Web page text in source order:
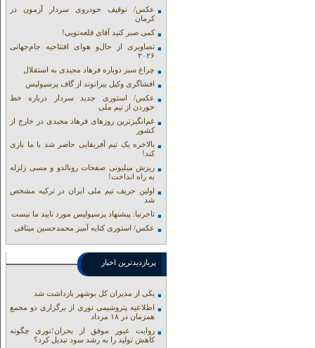
عکس/ توقیف خودروی سردار آزمون در
کرمان
کمی صبر کنید آقای قلعه‌نویی!
تصاویری از حال‌و هوای افتتاحیه جام‌جهانی
۲۰۲۶
چراغ سبز دوباره فرهاد مجیدی به استقلال
افشاگری وکیل بیرانوند از گاف‌ پرسپولیس
عکس/ استوری جدید سردار درباره خط
خوردن از تیم ملی
غم‌انگیزترین روزهای فرهاد مجیدی در خارج از
کشور
بالاخره یک تیم آفریقایی حاضر شد با ما بازی
کند!
ریزش میلیونی صفحات رونالدو و مسی زلزله
به راه انداخت!
اولین حریف تیم ملی ایران در ترکیه مشخص
شد
تاجرنیا: پیشنهاد پرسپولیس مورد تایید ما نیست
عکس/ استوری کنایه آمیز محمدحسین میثاقی
پربازدیدترین اخبار
یکی از مدیران کل بوشهر بازداشت شد
اطلاعیه پتروشیمی نوری از برگزاری دو مجمع
همزمان در ۱۸ مرداد
روایت عبور موفق از بحران؛نوری چگونه
کاهش تولید را به رشد سود تبدیل کرد؟